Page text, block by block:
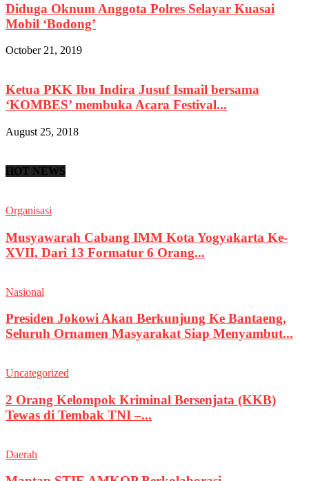
Diduga Oknum Anggota Polres Selayar Kuasai
Mobil ‘Bodong’
October 21, 2019
Ketua PKK Ibu Indira Jusuf Ismail bersama
‘KOMBES’ membuka Acara Festival...
August 25, 2018
HOT NEWS
Organisasi
Musyawarah Cabang IMM Kota Yogyakarta Ke-
XVII, Dari 13 Formatur 6 Orang...
Nasional
Presiden Jokowi Akan Berkunjung Ke Bantaeng,
Seluruh Ornamen Masyarakat Siap Menyambut...
Uncategorized
2 Orang Kelompok Kriminal Bersenjata (KKB)
Tewas di Tembak TNI –...
Daerah